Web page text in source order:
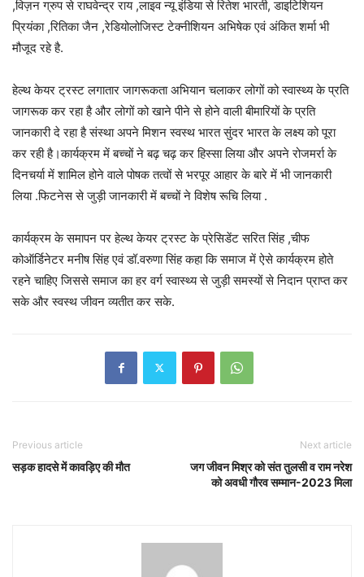
,विज़न ग्रुप से राघवेन्द्र राय ,लाइव न्यू इंडिया से रितेश भारती, डाइटिशियन
प्रियंका ,रितिका जैन ,रेडियोलोजिस्ट टेक्नीशियन अभिषेक एवं अंकित शर्मा भी
मौजूद रहे है.
हेल्थ केयर ट्रस्ट लगातार जागरूकता अभियान चलाकर लोगों को स्वास्थ्य के प्रति
जागरूक कर रहा है और लोगों को खाने पीने से होने वाली बीमारियों के प्रति
जानकारी दे रहा है संस्था अपने मिशन स्वस्थ भारत सुंदर भारत के लक्ष्य को पूरा
कर रही है।कार्यक्रम में बच्चों ने बढ़ चढ़ कर हिस्सा लिया और अपने रोजमर्रा के
दिनचर्या में शामिल होने वाले पोषक तत्वों से भरपूर आहार के बारे में भी जानकारी
लिया .फिटनेस से जुड़ी जानकारी में बच्चों ने विशेष रूचि लिया .
कार्यक्रम के समापन पर हेल्थ केयर ट्रस्ट के प्रेसिडेंट सरित सिंह ,चीफ
कोऑर्डिनेटर मनीष सिंह एवं डॉ.वरुणा सिंह कहा कि समाज में ऐसे कार्यक्रम होते
रहने चाहिए जिससे समाज का हर वर्ग स्वास्थ्य से जुड़ी समस्यों से निदान प्राप्त कर
सके और स्वस्थ जीवन व्यतीत कर सके.
Previous article
सड़क हादसे में कावड़िए की मौत
Next article
जग जीवन मिश्र को संत तुलसी व राम नरेश
को अवधी गौरव सम्मान-2023 मिला